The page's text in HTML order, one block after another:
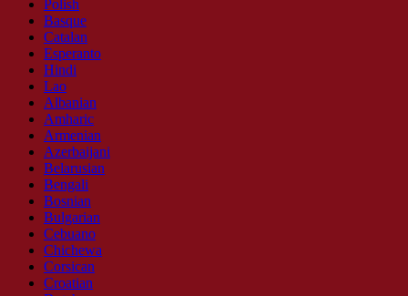
Polish
Basque
Catalan
Esperanto
Hindi
Lao
Albanian
Amharic
Armenian
Azerbaijani
Belarusian
Bengali
Bosnian
Bulgarian
Cebuano
Chichewa
Corsican
Croatian